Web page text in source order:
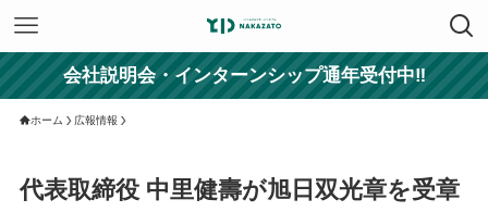
会社説明会・インターンシップ通年受付中‼
ホーム 広報情報
代表取締役 中里健壽が旭日双光章を受章